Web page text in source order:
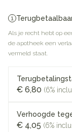
Als je recht hebt op
de apotheek een
vermeld staat.
€ 6,80 (6%
Verhoogde
€ 4,05 (6%